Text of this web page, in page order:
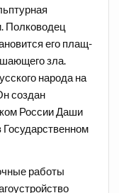
Полководец
его плащ-
зла.
народа на
создан
России Даши
работы